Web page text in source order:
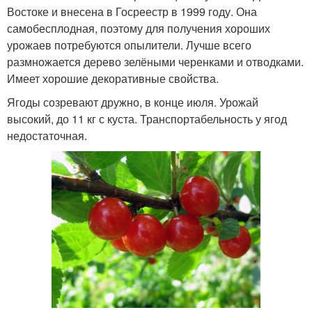
Востоке и внесена в Госреестр в 1999 году. Она
самобесплодная, поэтому для получения хороших
урожаев потребуются опылители. Лучше всего
размножается дерево зелёными черенками и отводками.
Имеет хорошие декоративные свойства.
Ягоды созревают дружно, в конце июля. Урожай
высокий, до 11 кг с куста. Транспортабельность у ягод
недостаточная.